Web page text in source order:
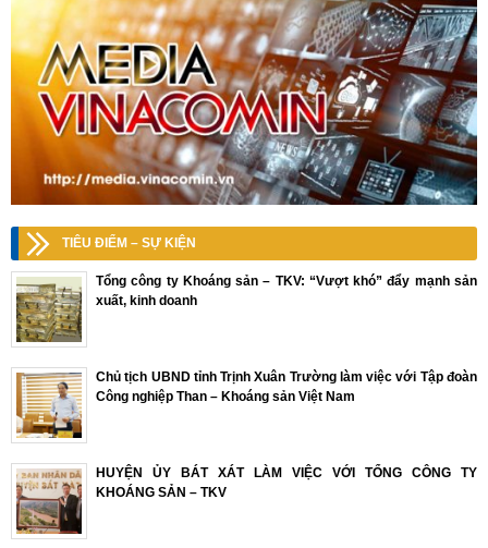
TIÊU ĐIỂM – SỰ KIỆN
Tổng công ty Khoáng sản – TKV: “Vượt khó” đẩy mạnh sản
xuất, kinh doanh
Chủ tịch UBND tỉnh Trịnh Xuân Trường làm việc với Tập đoàn
Công nghiệp Than – Khoáng sản Việt Nam
HUYỆN ỦY BÁT XÁT LÀM VIỆC VỚI TỔNG CÔNG TY
KHOÁNG SẢN – TKV